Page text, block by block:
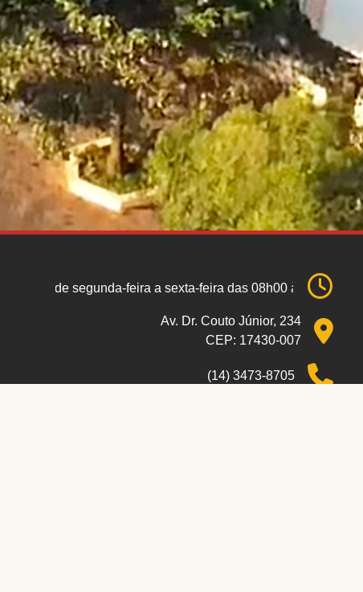
de segunda-feira a sexta-feira das 08h00 às 17h00 de
Av. Dr. Couto Júnior, 234
CEP: 17430-007
(14) 3473-8705